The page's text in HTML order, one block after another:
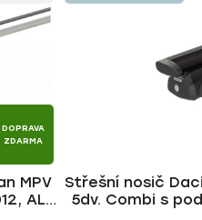
DOPRAVA
ZDARMA
MPV
ALU
Střešní nosič
5dv. Combi s